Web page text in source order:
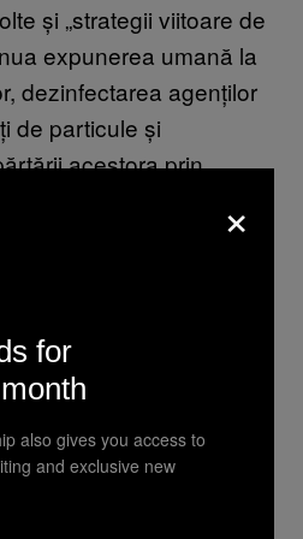
și „strategii viitoare de
expunerea umană la
dezinfectarea agenților
de particule și
acestora prin
motivație excelentă ca
tragi apa, asta dacă
nu te scufunzi într-un
care ar putea fi
hai să nu mai
×
for
also gives you access to
and exclusive new